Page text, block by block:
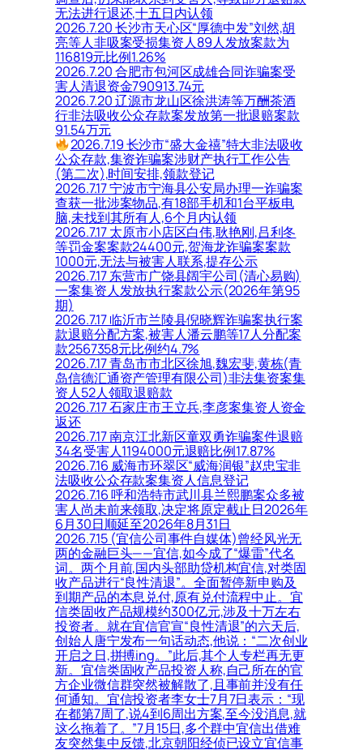
无法进行退还,十五日内认领
2026.7.20 长沙市天心区“厚德中发”刘然,胡
亮等人非吸案受损集资人89人发放案款为
116819元比例1.26%
2026.7.20 合肥市包河区成雄合同诈骗案受
害人清退资金790913.74元
2026.7.20 辽源市龙山区徐洪涛等万酬茶酒
行非法吸收公众存款案发放第一批退赔案款
91.54万元
2026.7.19 长沙市“盛大金禧”特大非法吸收
公众存款,集资诈骗案涉财产执行工作公告
(第二次),时间安排,领款登记
2026.7.17 宁波市宁海县公安局办理一诈骗案
查获一批涉案物品,有18部手机和1台平板电
脑,未找到其所有人,6个月内认领
2026.7.17 太原市小店区白伟,耿艳刚,吕利冬
等罚金案案款24400元,贺海龙诈骗案案款
1000元,无法与被害人联系,提存公示
2026.7.17 东营市广饶县阔宇公司(清心易购)
一案集资人发放执行案款公示(2026年第95
期)
2026.7.17 临沂市兰陵县倪晓辉诈骗案执行案
款退赔分配方案,被害人潘云鹏等17人分配案
款2567358元比例约4.7%
2026.7.17 青岛市市北区徐旭,魏宏斐,黄栋(青
岛信德汇通资产管理有限公司)非法集资案集
资人52人领取退赔款
2026.7.17 石家庄市王立兵,李彦案集资人资金
返还
2026.7.17 南京江北新区童双勇诈骗案件退赔
34名受害人1194000元退赔比例17.87%
2026.7.16 威海市环翠区“威海润银”赵忠宝非
法吸收公众存款案集资人信息登记
2026.7.16 呼和浩特市武川县兰熙鹏案众多被
害人尚未前来领取,决定将原定截止日2026年
6月30日顺延至2026年8月31日
2026.7.15 (宜信公司事件自媒体)曾经风光无
两的金融巨头——宜信,如今成了“爆雷”代名
词。两个月前,国内头部助贷机构宜信,对类固
收产品进行“良性清退”。全面暂停新申购及
到期产品的本息兑付,原有兑付流程中止。宜
信类固收产品规模约300亿元,涉及十万左右
投资者。就在宜信官宣“良性清退”的六天后,
创始人唐宁发布一句话动态,他说：“二次创业
开启之日,拼搏ing。”此后,其个人专栏再无更
新。宜信类固收产品投资人称,自己所在的官
方企业微信群突然被解散了,且事前并没有任
何通知。宜信投资者李女士7月7日表示：“现
在都第7周了,说4到6周出方案,至今没消息,就
这么拖着了。”7月15日,多个群中宜信出借难
友突然集中反馈,北京朝阳经侦已设立宜信事